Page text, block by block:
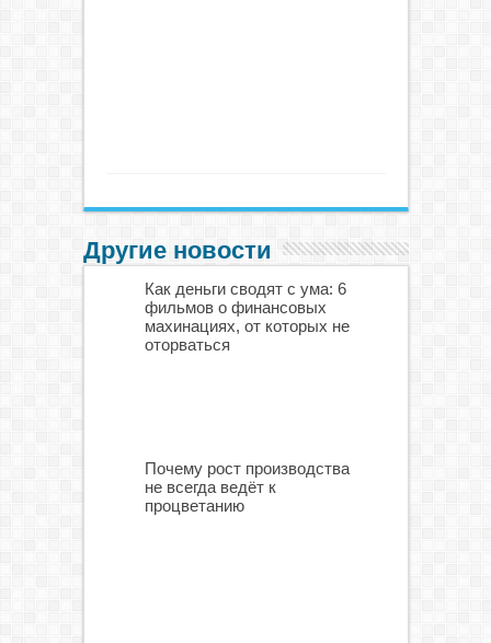
Другие новости
Как деньги сводят с ума: 6
фильмов о финансовых
махинациях, от которых не
оторваться
Почему рост производства
не всегда ведёт к
процветанию